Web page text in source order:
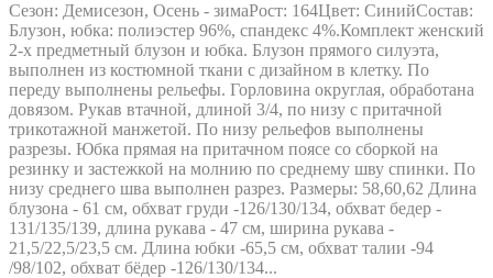
Сезон: Демисезон, Осень - зимаРост: 164Цвет: СинийСостав:
Блузон, юбка: полиэстер 96%, спандекс 4%.Комплект женский
2-х предметный блузон и юбка. Блузон прямого силуэта,
выполнен из костюмной ткани с дизайном в клетку. По
переду выполнены рельефы. Горловина округлая, обработана
довязом. Рукав втачной, длиной 3/4, по низу с притачной
трикотажной манжетой. По низу рельефов выполнены
разрезы. Юбка прямая на притачном поясе со сборкой на
резинку и застежкой на молнию по среднему шву спинки. По
низу среднего шва выполнен разрез. Размеры: 58,60,62 Длина
блузона - 61 см, обхват груди -126/130/134, обхват бедер -
131/135/139, длина рукава - 47 см, ширина рукава -
21,5/22,5/23,5 см. Длина юбки -65,5 см, обхват талии -94
/98/102, обхват бёдер -126/130/134...